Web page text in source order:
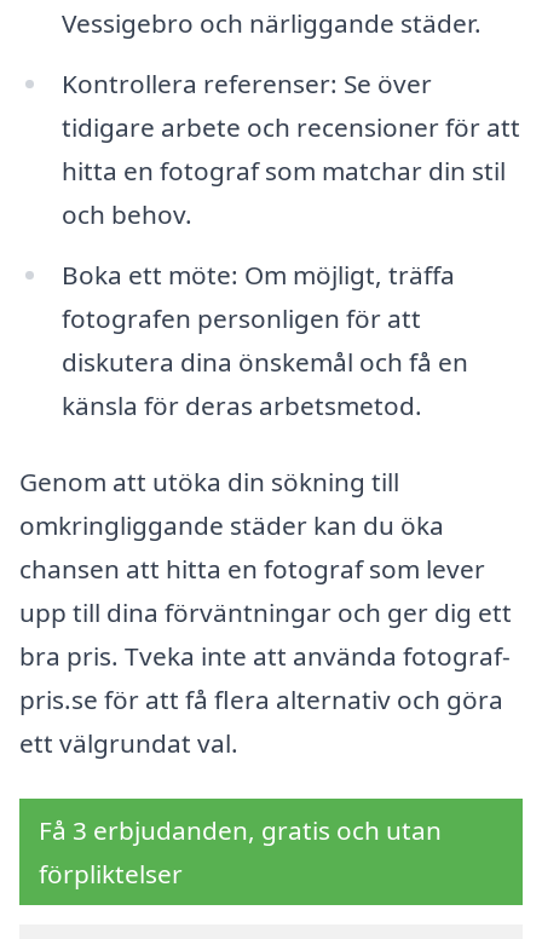
Vessigebro och närliggande städer.
Kontrollera referenser: Se över
tidigare arbete och recensioner för att
hitta en fotograf som matchar din stil
och behov.
Boka ett möte: Om möjligt, träffa
fotografen personligen för att
diskutera dina önskemål och få en
känsla för deras arbetsmetod.
Genom att utöka din sökning till
omkringliggande städer kan du öka
chansen att hitta en fotograf som lever
upp till dina förväntningar och ger dig ett
bra pris. Tveka inte att använda fotograf-
pris.se för att få flera alternativ och göra
ett välgrundat val.
Få 3 erbjudanden, gratis och utan
förpliktelser